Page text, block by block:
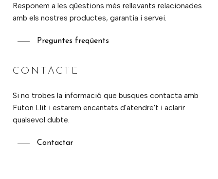
Responem a les qüestions més rellevants relacionades
amb els nostres productes, garantia i servei.
Preguntes freqüents
CONTACTE
Si no trobes la informació que busques contacta amb
Futon Llit i estarem encantats d'atendre't i aclarir
qualsevol dubte.
Contactar